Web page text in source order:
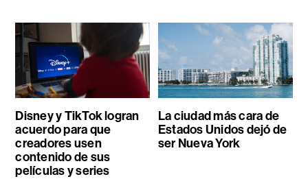
Disney y TikTok logran
acuerdo para que
creadores usen
contenido de sus
películas y series
La ciudad más cara de
Estados Unidos dejó de
ser Nueva York